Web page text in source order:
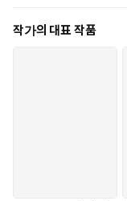
하게 열망한다.
작가의 대표 작품